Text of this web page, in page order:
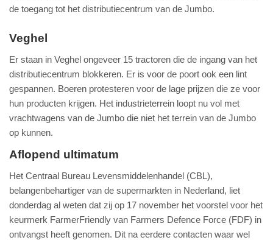
de toegang tot het distributiecentrum van de Jumbo.
Veghel
Er staan in Veghel ongeveer 15 tractoren die de ingang van het
distributiecentrum blokkeren. Er is voor de poort ook een lint
gespannen. Boeren protesteren voor de lage prijzen die ze voor
hun producten krijgen. Het industrieterrein loopt nu vol met
vrachtwagens van de Jumbo die niet het terrein van de Jumbo
op kunnen.
Aflopend ultimatum
Het Centraal Bureau Levensmiddelenhandel (CBL),
belangenbehartiger van de supermarkten in Nederland, liet
donderdag al weten dat zij op 17 november het voorstel voor het
keurmerk FarmerFriendly van Farmers Defence Force (FDF) in
ontvangst heeft genomen. Dit na eerdere contacten waar wel